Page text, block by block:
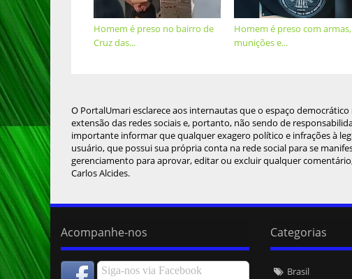
Homem é preso com armas,
munições e...
Homem é preso no bairro de
Cruz das...
O PortalUmari esclarece aos internautas que o espaço
extensão das redes sociais e, portanto, não sendo de
importante informar que qualquer exagero político e infrações à
usuário, que possui sua própria conta na rede social para se
gerenciamento para aprovar, editar ou excluir qualquer
Carlos Alcides.
Acompanhe-nos
Siga-nos via Facebook
Categorias
Brasil